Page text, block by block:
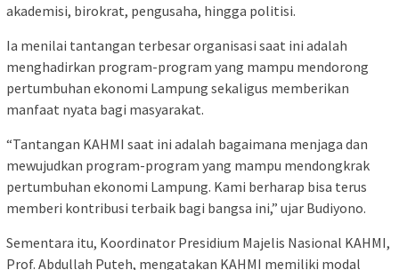
akademisi, birokrat, pengusaha, hingga politisi.
Ia menilai tantangan terbesar organisasi saat ini adalah
menghadirkan program-program yang mampu mendorong
pertumbuhan ekonomi Lampung sekaligus memberikan
manfaat nyata bagi masyarakat.
“Tantangan KAHMI saat ini adalah bagaimana menjaga dan
mewujudkan program-program yang mampu mendongkrak
pertumbuhan ekonomi Lampung. Kami berharap bisa terus
memberi kontribusi terbaik bagi bangsa ini,” ujar Budiyono.
Sementara itu, Koordinator Presidium Majelis Nasional KAHMI,
Prof. Abdullah Puteh, mengatakan KAHMI memiliki modal